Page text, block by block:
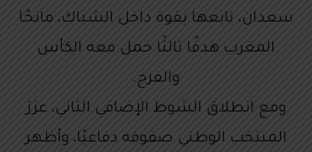
سعدان، تابعها بقوة داخل الشباك، مانحًا
المغرب هدفًا ثالثًا حمل معه الكأس
والفرح.
ومع انطلاق الشوط الإضافي الثاني، عزز
المنتخب الوطني صفوفه دفاعيًا، وأظهر